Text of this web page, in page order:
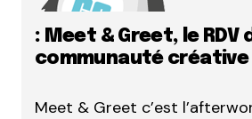
: Meet & Greet, le RDV
communauté créative
Meet & Greet c’est